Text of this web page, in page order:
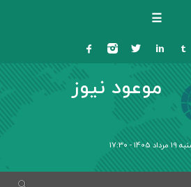
☰
موعود نیوز
1405 - 17:30